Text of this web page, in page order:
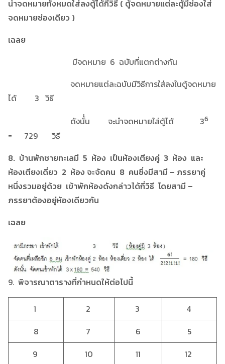
นำจดหมายทั้งหมดใส่ลงตู้ได้กี่วิธี ( ตู้จดหมายแต่ละตู้มีช่องใส่
จดหมายช่องเดียว )
เฉลย
มีจดหมาย 6 ฉบับที่แตกต่างกัน
จดหมายแต่ละฉบับมีวิธีการใส่ลงในตู้จดหมาย
ได้ 3 วิธี
ดังนั้่น จะนำจดหมายใส่ตู้ได้ 36
= 729 วิธี
8. บ้านพักชายทะเลมี 5 ห้อง เป็นห้องเตียงคู่ 3 ห้อง และ
ห้องเตียงเดี่ยว 2 ห้อง จะจัดคน 8 คนซึ่งมีสามี – ภรรยาคู่
หนึ่งรวมอยู่ด้วย เข้าพักห้องดังกล่าวได้กี่วิธี โดยสามี –
ภรรยาต้องอยู่ห้องเดียวกัน
เฉลย
9. พิจารณาตารางที่กำหนดให้ต่อไปนี้
1 2 3
4
8
7 6
5
9
10 11
12